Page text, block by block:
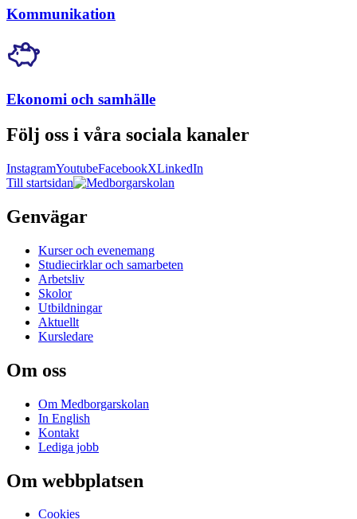
Kommunikation
Ekonomi och samhälle
Följ oss i våra sociala kanaler
InstagramYoutubeFacebookXLinkedIn
Till startsidan
Genvägar
Kurser och evenemang
Studiecirklar och samarbeten
Arbetsliv
Skolor
Utbildningar
Aktuellt
Kursledare
Om oss
Om Medborgarskolan
In English
Kontakt
Lediga jobb
Om webbplatsen
Cookies